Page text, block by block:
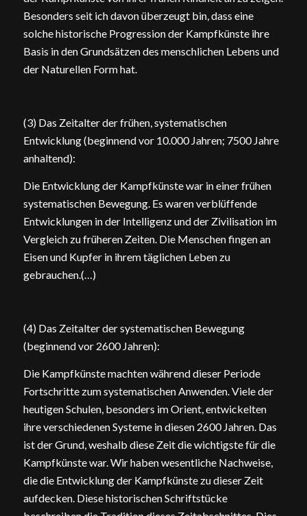
Besonders seit ich davon überzeugt bin, dass eine
solche historische Progression der Kampfkünste ihre
Basis in den Grundsätzen des menschlichen Lebens und
der Naturellen Form hat.
(3) Das Zeitalter der frühen, systematischen
Entwicklung (beginnend vor 10.000 Jahren; 7500 Jahre
anhaltend):
Die Entwicklung der Kampfkünste war in einer frühen
systematischen Bewegung. Es waren verblüffende
Entwicklungen in der Intelligenz und der Zivilisation im
Vergleich zu früheren Zeiten. Die Menschen fingen an
Eisen und Kupfer in ihrem täglichen Leben zu
gebrauchen.(…)
(4) Das Zeitalter der systematischen Bewegung
(beginnend vor 2600 Jahren):
Die Kampfkünste machten während dieser Periode
Fortschritte zum systematischen Anwenden. Viele der
heutigen Schulen, besonders im Orient, entwickelten
ihre verschiedenen Systeme in diesen 2600 Jahren. Das
ist der Grund, weshalb diese Zeit die wichtigste für die
Kampfkünste war. Wir haben wesentliche Nachweise,
die die Entwicklung der Kampfkünste zu dieser Zeit
aufdecken. Diese historischen Schriftstücke